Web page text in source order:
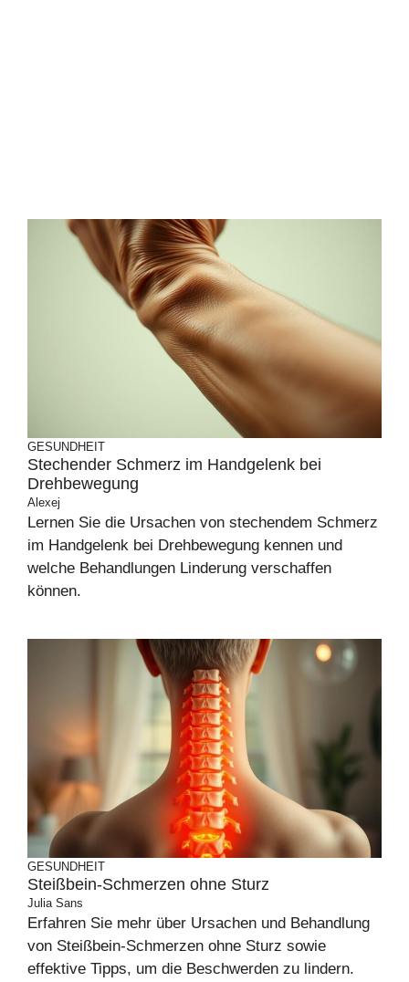
GESUNDHEIT
Stechender Schmerz im Handgelenk bei
Drehbewegung
Alexej
Lernen Sie die Ursachen von stechendem Schmerz
im Handgelenk bei Drehbewegung kennen und
welche Behandlungen Linderung verschaffen
können.
GESUNDHEIT
Steißbein-Schmerzen ohne Sturz
Julia Sans
Erfahren Sie mehr über Ursachen und Behandlung
von Steißbein-Schmerzen ohne Sturz sowie
effektive Tipps, um die Beschwerden zu lindern.